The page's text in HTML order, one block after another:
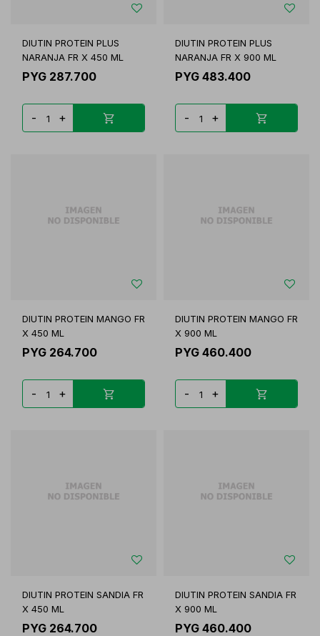
DIUTIN PROTEIN PLUS
NARANJA FR X 450 ML
PYG 287.700
- +
DIUTIN PROTEIN PLUS
NARANJA FR X 900 ML
PYG 483.400
- +
DIUTIN PROTEIN MANGO FR
X 450 ML
PYG 264.700
- +
DIUTIN PROTEIN MANGO FR
X 900 ML
PYG 460.400
- +
DIUTIN PROTEIN SANDIA FR
X 450 ML
PYG 264.700
DIUTIN PROTEIN SANDIA FR
X 900 ML
PYG 460.400